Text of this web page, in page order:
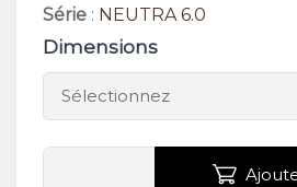
Série : NEUTRA 6.0
Dimensions